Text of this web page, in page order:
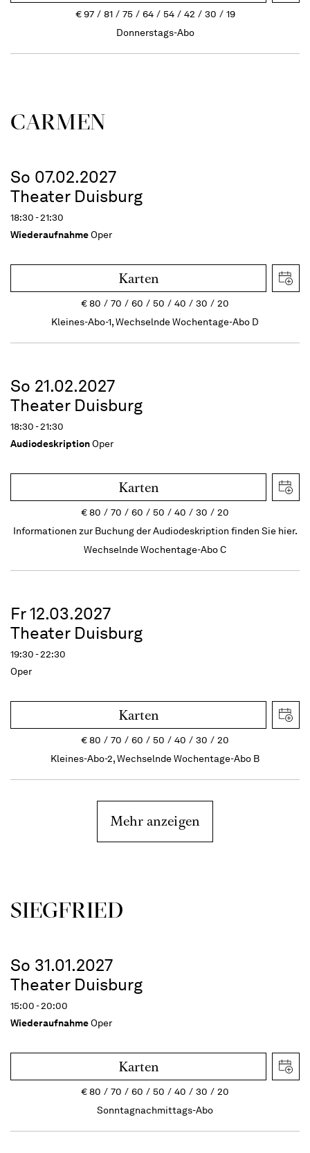
€97 81 75 64 54 42 30
19
Donnerstags-Abo
CARMEN
So 07.02.2027
Theater Duisburg
18:30 - 21:30
WiederaufnahmeOper
Karten
€80 70 60 50 40 30
20
Kleines-Abo-1, Wechselnde Wochentage-Abo D
So 21.02.2027
Theater Duisburg
18:30 - 21:30
AudiodeskriptionOper
Karten
€80 70 60 50 40 30
20
Informationen zur Buchung der Audiodeskription finden Sie hier.
Wechselnde Wochentage-Abo C
Fr 12.03.2027
Theater Duisburg
19:30 - 22:30
Oper
Karten
€80 70 60 50 40 30
20
Kleines-Abo-2, Wechselnde Wochentage-Abo B
Mehr anzeigen
SIEG­FRIED
So 31.01.2027
Theater Duisburg
15:00 - 20:00
WiederaufnahmeOper
Karten
€80 70 60 50 40 30
20
Sonntagnachmittags-Abo